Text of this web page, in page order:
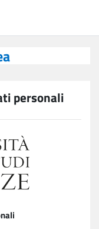
personali